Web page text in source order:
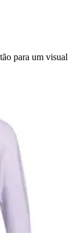
para um visual